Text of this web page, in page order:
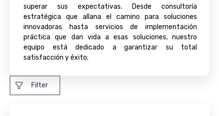
superar sus expectativas. Desde consultoría
estratégica que allana el camino para soluciones
innovadoras hasta servicios de implementación
práctica que dan vida a esas soluciones, nuestro
equipo está dedicado a garantizar su total
satisfacción y éxito.
Filter